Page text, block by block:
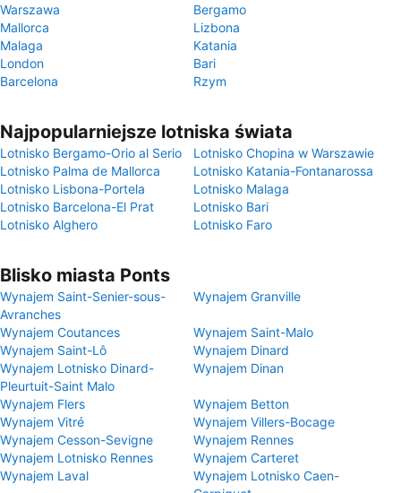
Warszawa
Bergamo
Mallorca
Lizbona
Malaga
Katania
London
Bari
Barcelona
Rzym
Najpopularniejsze lotniska świata
Lotnisko Bergamo-Orio al Serio
Lotnisko Chopina w Warszawie
Lotnisko Palma de Mallorca
Lotnisko Katania-Fontanarossa
Lotnisko Lisbona-Portela
Lotnisko Malaga
Lotnisko Barcelona-El Prat
Lotnisko Bari
Lotnisko Alghero
Lotnisko Faro
Blisko miasta Ponts
Wynajem Saint-Senier-sous-
Avranches
Wynajem Granville
Wynajem Coutances
Wynajem Saint-Malo
Wynajem Saint-Lô
Wynajem Dinard
Wynajem Lotnisko Dinard-
Pleurtuit-Saint Malo
Wynajem Dinan
Wynajem Flers
Wynajem Betton
Wynajem Vitré
Wynajem Villers-Bocage
Wynajem Cesson-Sevigne
Wynajem Rennes
Wynajem Lotnisko Rennes
Wynajem Carteret
Wynajem Laval
Wynajem Lotnisko Caen-